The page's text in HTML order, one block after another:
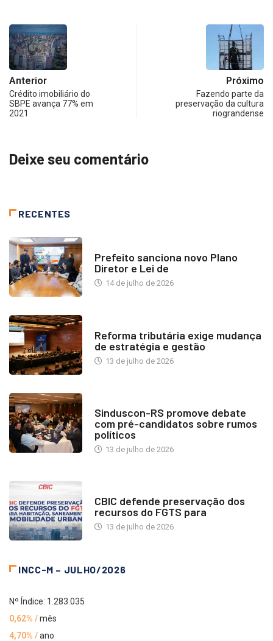
Anterior
Crédito imobiliário do
SBPE avança 77% em
2021
Próximo
Fazendo parte da
preservação da cultura
riograndense
Deixe seu comentário
RECENTES
Prefeito sanciona novo Plano
Diretor e Lei de
14 de julho de 2026
Reforma tributária exige mudança
de estratégia e gestão
13 de julho de 2026
Sinduscon-RS promove debate
com pré-candidatos sobre rumos
políticos
13 de julho de 2026
CBIC defende preservação dos
recursos do FGTS para
13 de julho de 2026
INCC-M – JULHO/2026
Nº Índice: 1.283.035
0,62% /mês
4,70% /ano